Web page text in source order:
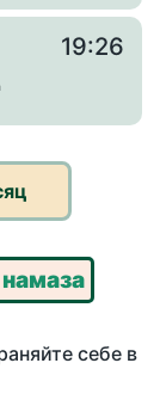
19:26
себе в